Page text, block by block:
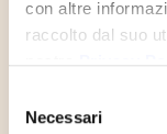
con altre
raccolto dal suo
delNecessari